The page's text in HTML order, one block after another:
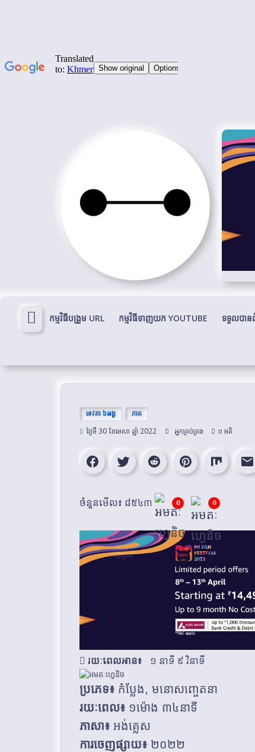
ហ្វេនិច
ជា
កម្មវិធី​បង្រួម URL កម្មវិធីទាញយក YOUTUBE ទទួលបាន
ទេវតា ៦អង្គ ភាគ
ថ្ងៃទី 30 ខែមេសា ឆ្នាំ 2022 អ្នកគ្រប់គ្រង ០ មតិ
ចំនួនមើល៖ ៨៥៤៣ ០ ០
រយៈពេលអាន៖ ១ នាទី ៩ វិនាទី
ប្រភេទ៖ កំប្លែង, មនោសញ្ចេតនា
រយៈពេល៖ ១ម៉ោង ៣៤នាទី
ភាសា៖ អង់គ្លេស
ការចេញផ្សាយ៖ ២០២២